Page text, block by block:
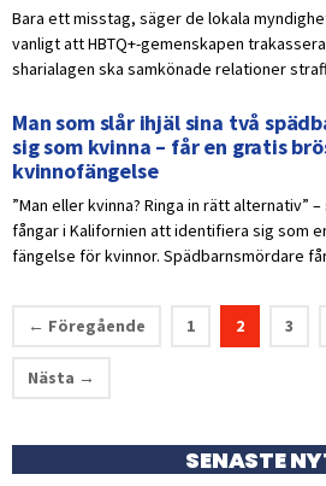
Bara ett misstag, säger de lokala
vanligt att HBTQ+-gemenskapen
sharialagen ska samkönade relationer
Man som slår ihjäl sina två
sig som kvinna – får en gratis
kvinnofängelse
”Man eller kvinna? Ringa in rätt alternativ”
fångar i Kalifornien att identifiera sig som
fängelse för kvinnor. Spädbarnsmördare
← Föregående 1 2 3
Nästa →
SENASTE